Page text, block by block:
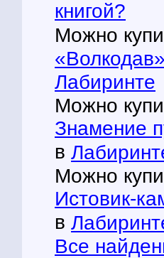
книгой?
Можно
Лабиринте
Можно
Знамение
в
Можно
Истовик-
в
Все